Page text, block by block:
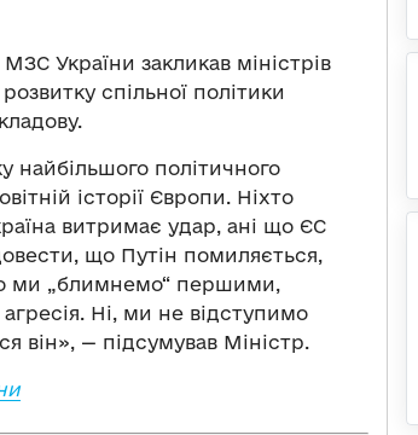
України закликав міністрів
спільної політики
найбільшого політичного
історії Європи. Ніхто
витримає удар, ані що ЄС
що Путін помиляється,
ми „блимнемо“ першими,
Ні, ми не відступимо
він», — підсумував Міністр.